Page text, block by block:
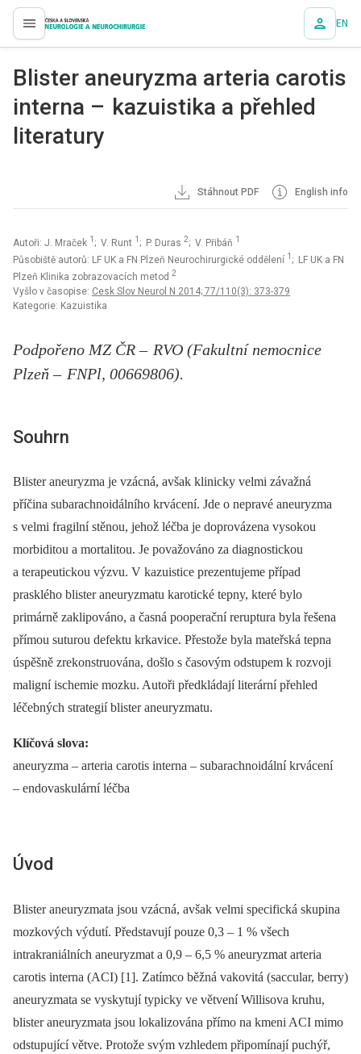
proLékaře.cz EN
Blister aneuryzma arteria carotis
interna – kazuistika a přehled
literatury
Stáhnout PDF English info
Autoři: J. Mraček 1 ; V. Runt 1 ; P. Duras 2; V. Přibáň 1
Působiště autorů: LF UK a FN Plzeň Neurochirurgické oddělení 1 ; LF UK a FN
Plzeň Klinika zobrazovacích metod 2
Vyšlo v časopise: Cesk Slov Neurol N 2014; 77/110(3): 373-379
Kategorie: Kazuistika
Podpořeno MZ ČR – RVO (Fakultní nemocnice
Plzeň – FNPl, 00669806).
Souhrn
Blister aneuryzma je vzácná, avšak klinicky velmi závažná
příčina subarachnoidálního krvácení. Jde o nepravé aneuryzma
s velmi fragilní stěnou, jehož léčba je doprovázena vysokou
morbiditou a mortalitou. Je považováno za dia­gnostickou
a terapeutickou výzvu. V kazuistice prezentujeme případ
prasklého blister aneuryzmatu karotické tepny, které bylo
primárně zaklipováno, a časná pooperační reruptura byla řešena
přímou suturou defektu krkavice. Přestože byla mateřská tepna
úspěšně zrekonstruována, došlo s časovým odstupem k rozvoji
maligní ischemie mozku. Autoři předkládají literární přehled
léčebných strategií blister aneuryzmatu.
Klíčová slova:
aneuryzma –⁠ arteria carotis interna –⁠ subarachnoidální krvácení
–⁠ endovaskulární léčba
Úvod
Blister aneuryzmata jsou vzácná, avšak velmi specifická skupina
mozkových výdutí. Představují pouze 0,3 –⁠ 1 % všech
intrakraniálních aneuryzmat a 0,9 –⁠ 6,5 % aneuryzmat arteria
carotis interna (ACI) [1]. Zatímco běžná vakovitá (saccular, berry)
aneuryzmata se vyskytují typicky ve větvení Willisova kruhu,
blister aneuryzmata jsou lokalizována přímo na kmeni ACI mimo
odstupující větve. Protože svým vzhledem připomínají puchýř,